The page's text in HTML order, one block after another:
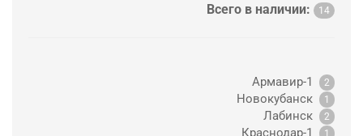
Всего в наличии: 14
Армавир-1 2
Новокубанск 1
Лабинск 2
Краснодар-1